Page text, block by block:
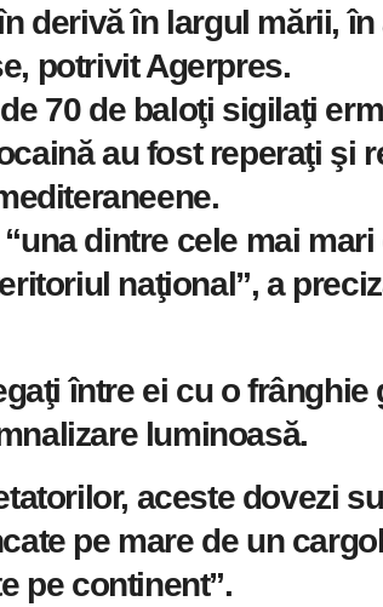
derivă în largul mării,
potrivit Agerpres.
70 de baloţi sigilaţi
au fost reperaţi şi
dintre cele mai
naţional”, a
între ei cu o
luminoasă.
aceste dovezi
pe mare de un
pe continent”.